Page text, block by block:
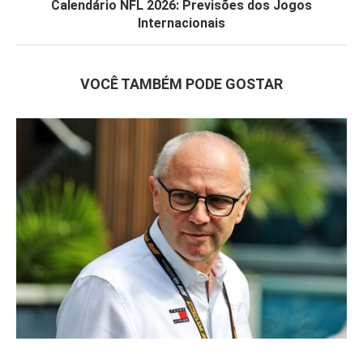
Calendário NFL 2026: Previsões dos Jogos
Internacionais
VOCÊ TAMBÉM PODE GOSTAR